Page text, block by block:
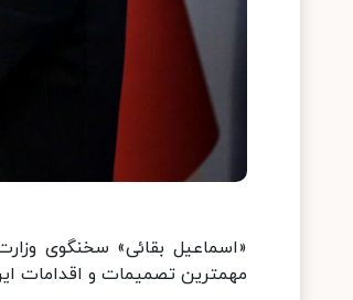
مهمترین تصمیمات و اقدامات